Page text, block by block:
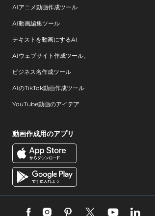
AIアニメ動画作成ツール
AI動画編集ツール
テキストを動画にするAI
AIウェブサイト作成ツール。
ビジネス名作成ツール
AIのTikTok動画作成ツール
YouTube動画のアイデア
動画作成用のアプリ